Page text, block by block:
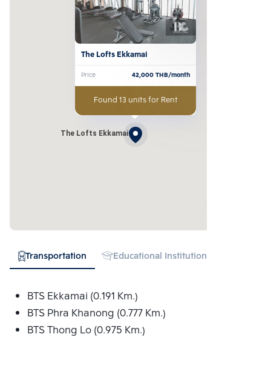
The Lofts Ekkamai
The Lofts Ekkamai
Price 42,000 THB/month
Found 13 units for Rent
Transportation Educational Institution
BTS Ekkamai (0.191 Km.)
BTS Phra Khanong (0.777 Km.)
BTS Thong Lo (0.975 Km.)